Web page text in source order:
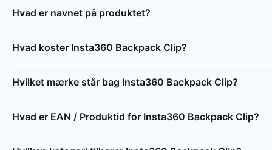
Hvad er navnet på produktet?
Hvad koster Insta360 Backpack Clip?
Hvilket mærke står bag Insta360 Backpack Clip?
Hvad er EAN / Produktid for Insta360 Backpack Clip?